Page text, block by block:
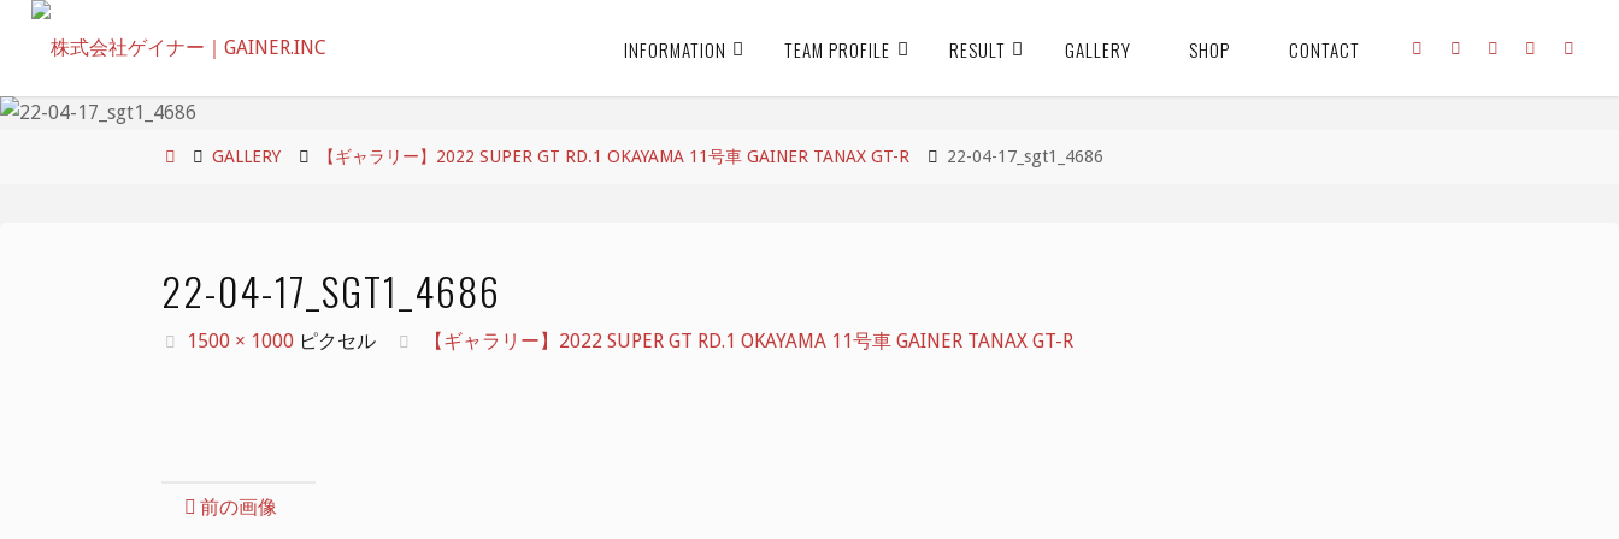
ン
INFORMATION TEAM PROFILE RESULT GALLERY SHOP CONTACT
ホ
GALLERY 【ギャラリー】2022 SUPER GT RD.1 OKAYAMA 11号車 GAINER TANAX GT-R 22-04-17_sgt1_4686
22-04-17_SGT1_4686
フ
1500 × 1000 ピクセル 【ギャラリー】2022 SUPER GT RD.1 OKAYAMA 11号車 GAINER TANAX GT-R
前の画像